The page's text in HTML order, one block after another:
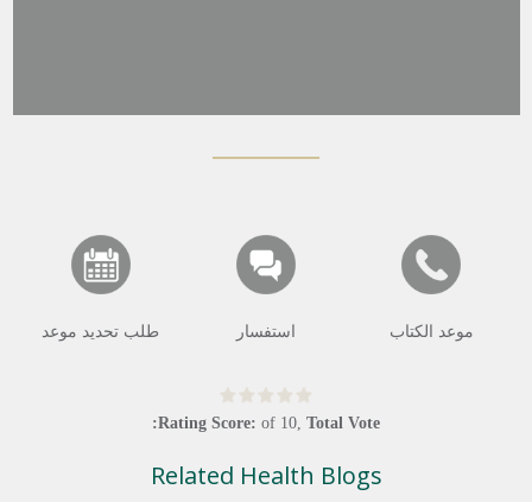
موعد الكتاب استفسار طلب تحديد موعد
Rating Score: of 10, Total Vote:
Related Health Blogs